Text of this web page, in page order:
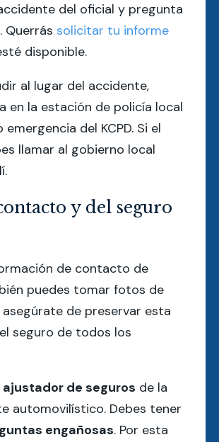
del oficial y pregunta
Querrás solicitar tu informe
disponible.
al lugar del accidente,
en la estación de policía local
del KCPD. Si el
llamar al gobierno local
y del seguro
de contacto de
puedes tomar fotos de
de preservar esta
seguro de todos los
ajustador de seguros de la
automovilístico. Debes tener
engañosas. Por esta